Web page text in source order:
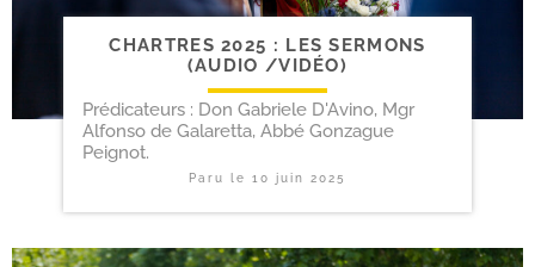
CHARTRES 2025 : LES SERMONS
(AUDIO /​VIDÉO)
Prédicateurs : Don Gabriele D'Avino, Mgr
Alfonso de Galaretta, Abbé Gonzague
Peignot.
Paru le10 juin 2025